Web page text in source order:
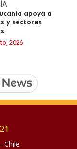
apoya a
y sectores
2026
Chile.